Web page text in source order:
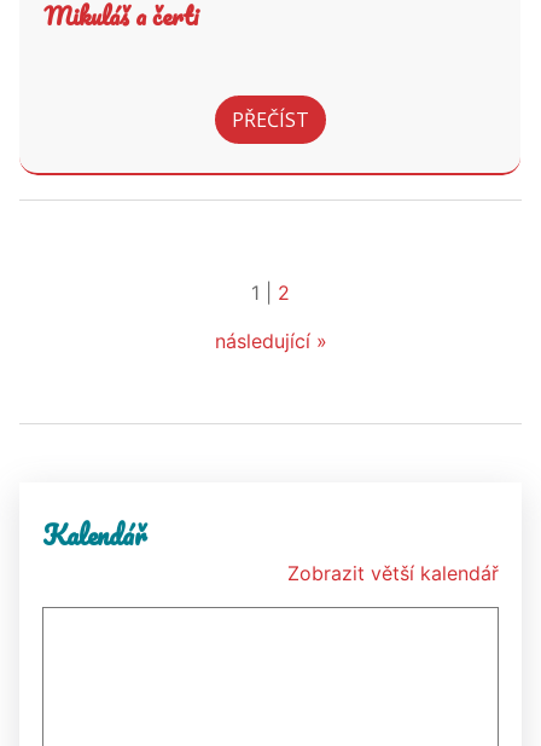
Mikuláš a čerti
PŘEČÍST
1
2
následující »
Kalendář
Zobrazit větší kalendář